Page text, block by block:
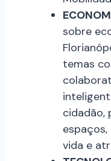
sobre
temas
cidadão,
vida e